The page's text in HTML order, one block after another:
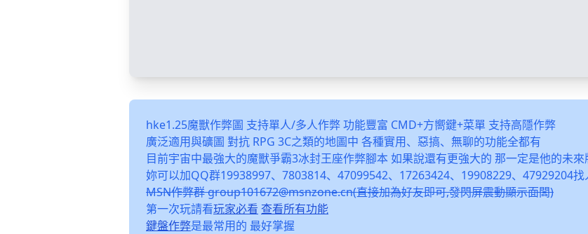
hke1.25魔獸作弊圖 支持單人/多人作弊 功能豐富 CMD+方嚮鍵+菜單 支持高隱作弊
廣泛適用與礦圖 對抗 RPG 3C之類的地圖中 各種實用、惡搞、無聊的功能全都有
目前宇宙中最強大的魔獸爭霸3冰封王座作弊腳本 如果說還有更強大的 那一定是他的未來
妳可以加QQ群19938997、7803814、47099542、17263424、19908229、47929204找
MSN作弊群 group101672@msnzone.cn(直接加為好友即可,發閃屏震動顯示面闆)
第一次玩請看玩家必看 查看所有功能
鍵盤作弊是最常用的 最好掌握